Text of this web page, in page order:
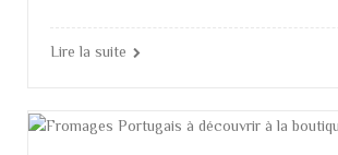
Lire la suite